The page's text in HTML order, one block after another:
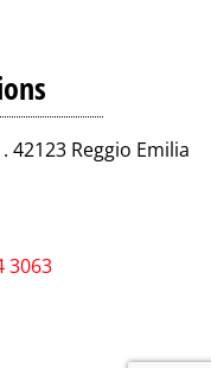
42123 Reggio Emilia
3063